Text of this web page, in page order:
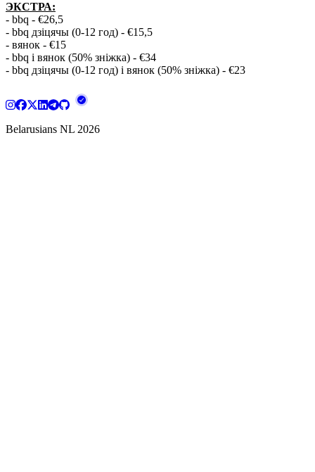
ЭКСТРА:
- bbq - €26,5
- bbq дзіцячы (0-12 год) - €15,5
- вянок - €15
- bbq і вянок (50% зніжка) - €34
- bbq дзіцячы (0-12 год) і вянок (50% зніжка) - €23
Belarusians NL 2026